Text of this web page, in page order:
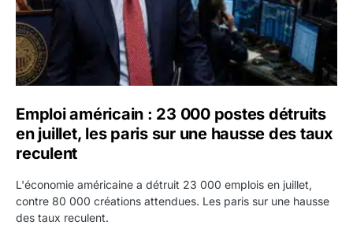
Emploi américain : 23 000 postes détruits
en juillet, les paris sur une hausse des taux
reculent
L'économie américaine a détruit 23 000 emplois en juillet,
contre 80 000 créations attendues. Les paris sur une hausse
des taux reculent.